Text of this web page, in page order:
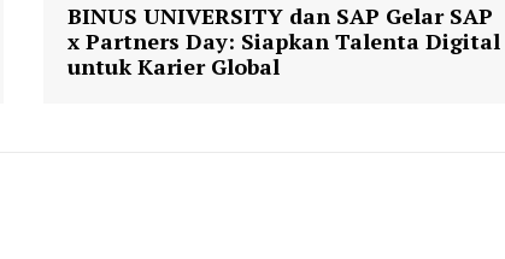
BINUS UNIVERSITY dan SAP Gelar SAP
x Partners Day: Siapkan Talenta Digital
untuk Karier Global